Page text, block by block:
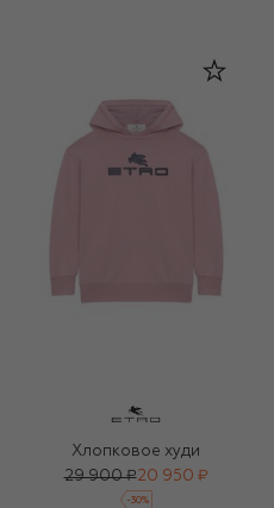
Хлопковое худи
29 900 ₽20 950 ₽
-30%